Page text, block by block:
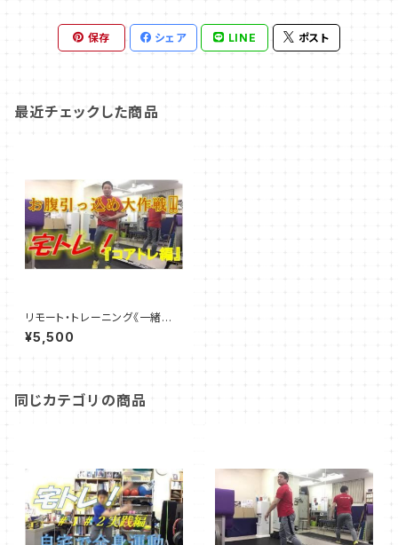
保存 シェア LINE ポスト
最近チェックした商品
リモート・トレーニング《一緒に
お腹引っ込めプログラム！！》所
要時間20～30分
¥5,500
同じカテゴリの商品